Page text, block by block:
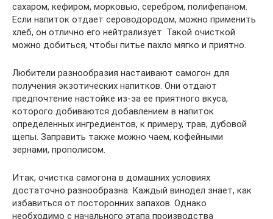
сахаром, кефиром, морковью, серебром, полифепаном.
Если напиток отдает сероводородом, можно применить
хлеб, он отлично его нейтрализует. Такой очисткой
можно добиться, чтобы питье пахло мягко и приятно.
Любители разнообразия настаивают самогон для
получения экзотических напитков. Они отдают
предпочтение настойке из-за ее приятного вкуса,
которого добиваются добавлением в напиток
определенных ингредиентов, к примеру, трав, дубовой
щепы. Заправить также можно чаем, кофейными
зернами, прополисом.
Итак, очистка самогона в домашних условиях
достаточно разнообразна. Каждый винодел знает, как
избавиться от посторонних запахов. Однако
необходимо с начального этапа производства